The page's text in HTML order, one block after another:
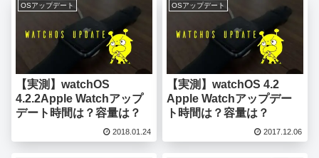
OSアップデート
【実測】watchOS
4.2.2Apple Watchアップ
デート時間は？容量は？
2018.01.24
OSアップデート
【実測】watchOS 4.2
Apple Watchアップデー
ト時間は？容量は？
2017.12.06